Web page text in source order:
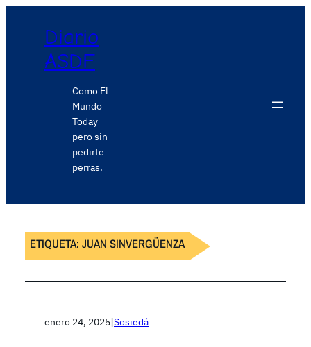
Diario
ASDF
Como El
Mundo
Today
pero sin
pedirte
perras.
ETIQUETA:JUAN SINVERGÜENZA
enero 24, 2025|Sosiedá